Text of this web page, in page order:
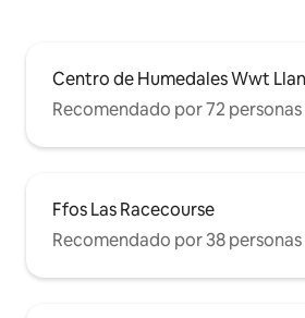
Centro de Humedales Wwt
Recomendado por 72
Ffos Las Racecourse
Recomendado por 38